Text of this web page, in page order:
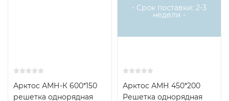
Арктос АМН-К 600*150
решетка однорядная
- Срок поставки: 2-3
недели -
Арктос АМН 450*200
Решетка однорядная